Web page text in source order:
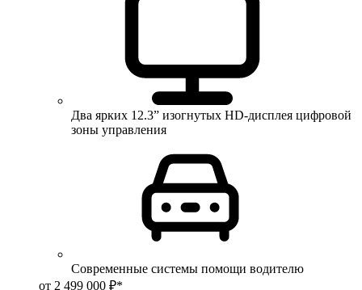
Два ярких 12.3” изогнутых HD-дисплея цифровой
зоны управления
Современные системы помощи водителю
от 2 499 000 ₽*